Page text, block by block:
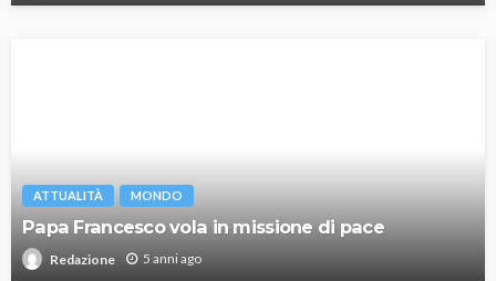
ATTUALITÀ MONDO
Papa Francesco vola in missione di pace
Redazione 5 anni ago